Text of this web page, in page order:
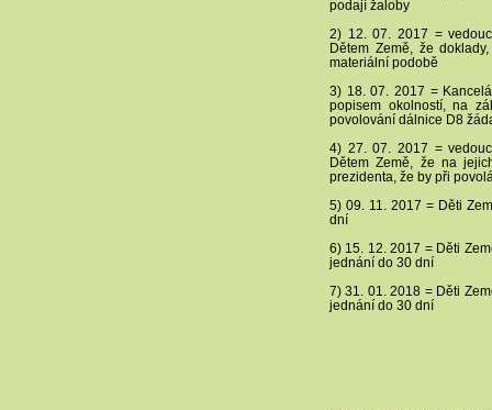
podají žaloby
2) 12. 07. 2017 =
Dětem Země, že
materiální podobě
3) 18. 07. 2017 =
popisem okolností, na
povolování dálnice D8
4) 27. 07. 2017 =
Dětem Země, že na
prezidenta, že by při
5) 09. 11. 2017 = Děti
dní
6) 15. 12. 2017 = Děti
jednání do 30 dní
7) 31. 01. 2018 = Děti
jednání do 30 dní